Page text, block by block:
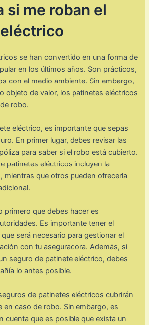
si me roban el
se han convertido en una forma de
en los últimos años. Son prácticos,
con el medio ambiente. Sin embargo,
objeto de valor, los patinetes eléctricos
robo.
eléctrico, es importante que sepas
En primer lugar, debes revisar las
para saber si el robo está cubierto.
patinetes eléctricos incluyen la
mientras que otros pueden ofrecerla
primero que debes hacer es
Es importante tener el
será necesario para gestionar el
con tu aseguradora. Además, si
seguro de patinete eléctrico, debes
lo antes posible.
de patinetes eléctricos cubrirán
en caso de robo. Sin embargo, es
cuenta que es posible que exista un